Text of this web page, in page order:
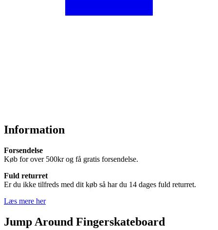
Information
Forsendelse
Køb for over 500kr og få gratis forsendelse.
Fuld returret
Er du ikke tilfreds med dit køb så har du 14 dages fuld returret.
Læs mere her
Jump Around Fingerskateboard